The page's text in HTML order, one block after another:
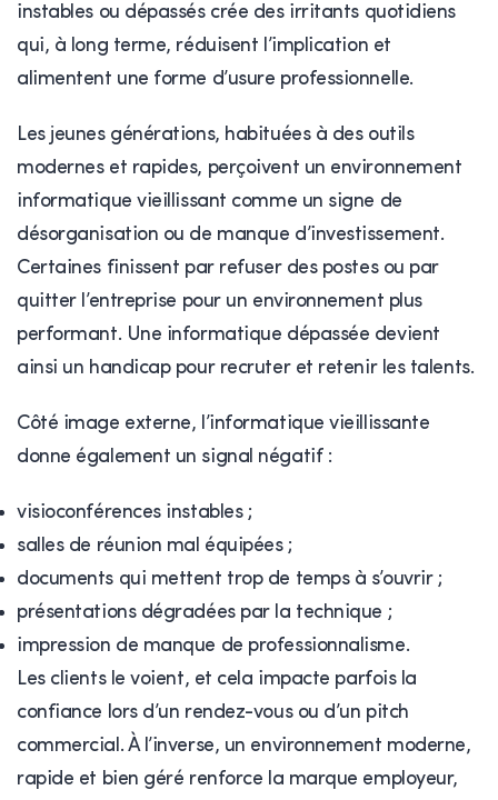
instables ou dépassés crée des irritants quotidiens
qui, à long terme, réduisent l’implication et
alimentent une forme d’usure professionnelle.
Les jeunes générations, habituées à des outils
modernes et rapides, perçoivent un environnement
informatique vieillissant comme un signe de
désorganisation ou de manque d’investissement.
Certaines finissent par refuser des postes ou par
quitter l’entreprise pour un environnement plus
performant. Une informatique dépassée devient
ainsi un handicap pour recruter et retenir les talents.
Côté image externe, l’informatique vieillissante
donne également un signal négatif :
visioconférences instables ;
salles de réunion mal équipées ;
documents qui mettent trop de temps à s’ouvrir ;
présentations dégradées par la technique ;
impression de manque de professionnalisme.
Les clients le voient, et cela impacte parfois la
confiance lors d’un rendez-vous ou d’un pitch
commercial. À l’inverse, un environnement moderne,
rapide et bien géré renforce la marque employeur,